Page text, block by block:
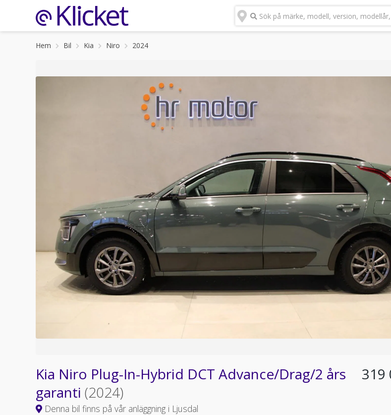
Sök på märke, modell, version,
Hem Bil Kia Niro 2024
Kia Niro Plug-In-Hybrid DCT Advance/Drag/2 års
garanti (2024)
Denna bil finns på vår anläggning i Ljusdal
319